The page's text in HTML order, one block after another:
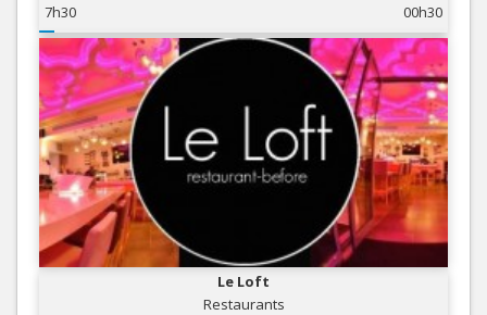
7h30
00h30
Le Loft
Restaurants